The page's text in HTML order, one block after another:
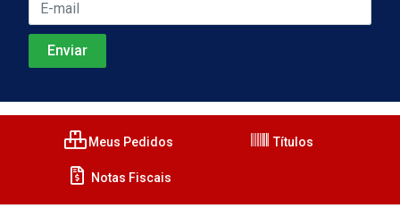
Meus Pedidos Títulos
Notas Fiscais